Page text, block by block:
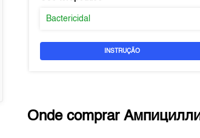
Bactericidal
INSTRUÇÃO
Onde comprar